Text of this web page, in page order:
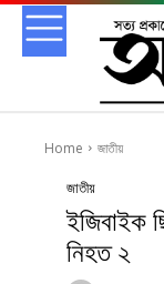
Home জাতীয়
জাতীয়
ইজিবাইক
নিহত ২